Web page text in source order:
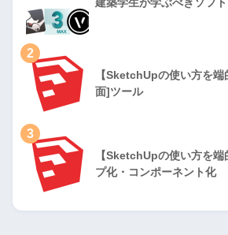
建築学生が学ぶべきソフ
2
【SketchUpの使い方を
面]ツール
3
【SketchUpの使い方を
プ化・コンポーネント化